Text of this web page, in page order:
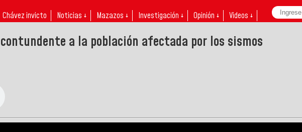
Chávez invicto Noticias ↓ Mazazos ↓ Investigación ↓ Opinión ↓ Videos ↓
a la población afectada por los sismos